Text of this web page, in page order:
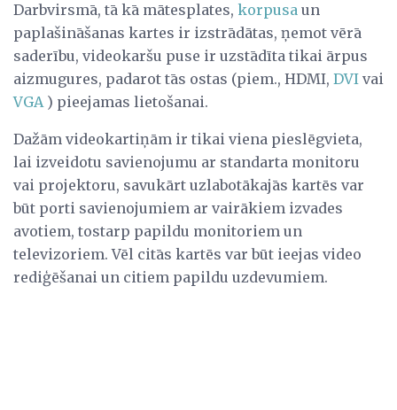
Darbvirsmā, tā kā mātesplates, korpusa un
paplašināšanas kartes ir izstrādātas, ņemot vērā
saderību, videokaršu puse ir uzstādīta tikai ārpus
aizmugures, padarot tās ostas (piem., HDMI, DVI vai
VGA) pieejamas lietošanai.
Dažām videokartiņām ir tikai viena pieslēgvieta,
lai izveidotu savienojumu ar standarta monitoru
vai projektoru, savukārt uzlabotākajās kartēs var
būt porti savienojumiem ar vairākiem izvades
avotiem, tostarp papildu monitoriem un
televizoriem. Vēl citās kartēs var būt ieejas video
rediģēšanai un citiem papildu uzdevumiem.